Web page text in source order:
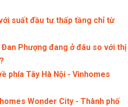
suất đầu tư thấp tầng chỉ từ
Phượng đang ở đâu so với thị
phía Tây Hà Nội - Vinhomes
Wonder City - Thành phố